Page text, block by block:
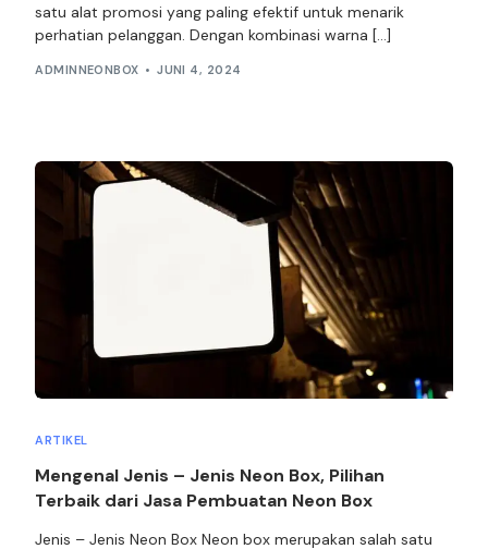
satu alat promosi yang paling efektif untuk menarik
perhatian pelanggan. Dengan kombinasi warna […]
ADMINNEONBOX JUNI 4, 2024
ARTIKEL
Mengenal Jenis – Jenis Neon Box, Pilihan
Terbaik dari Jasa Pembuatan Neon Box
Jenis – Jenis Neon Box Neon box merupakan salah satu